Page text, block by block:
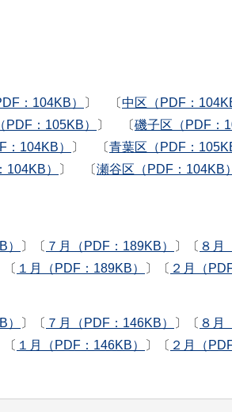
：104KB） 〕 〔中区（PDF：
PDF：105KB） 〕 〔磯子区（PDF：
：104KB） 〕 〔青葉区（PDF：
104KB） 〕 〔瀬谷区（PDF：104KB）
〕〔 ７月（PDF：189KB） 〕〔 ８月
〔 １月（PDF：189KB） 〕〔 ２月（
〕〔 ７月（PDF：146KB） 〕〔 ８月
〔 １月（PDF：146KB） 〕〔 ２月（